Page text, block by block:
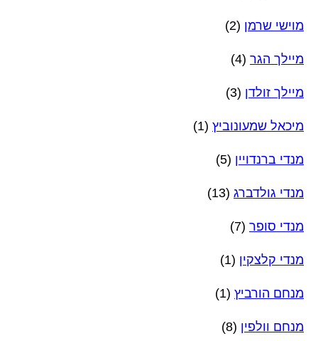
מוישי שרמן (2)
מיילך הגר (4)
מיילך זולדן (3)
מיכאל שמעונוביץ (1)
מנדי ברנדויין (5)
מנדי גולדברג (13)
מנדי סופר (7)
מנדי קלצקין (1)
מנחם הורביץ (1)
מנחם וולפין (8)